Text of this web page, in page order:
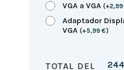
VGA a VGA (+2,99
Adaptador
VGA (+5,99 €)
TOTAL DEL